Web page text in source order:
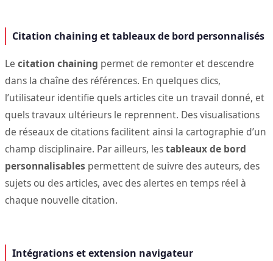
Citation chaining et tableaux de bord personnalisés
Le citation chaining permet de remonter et descendre
dans la chaîne des références. En quelques clics,
l’utilisateur identifie quels articles cite un travail donné, et
quels travaux ultérieurs le reprennent. Des visualisations
de réseaux de citations facilitent ainsi la cartographie d’un
champ disciplinaire. Par ailleurs, lestableaux de bord
personnalisables permettent de suivre des auteurs, des
sujets ou des articles, avec des alertes en temps réel à
chaque nouvelle citation.
Intégrations et extension navigateur